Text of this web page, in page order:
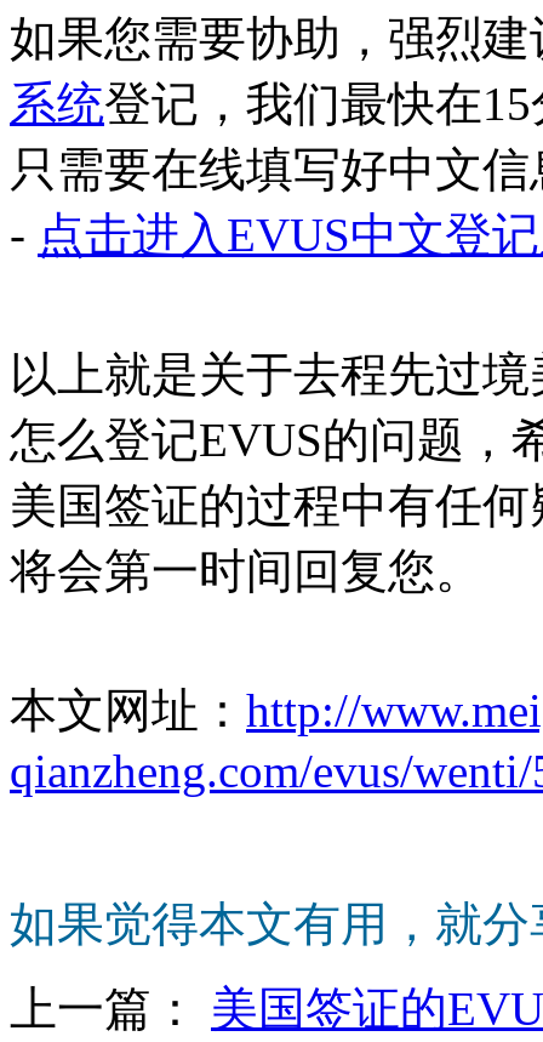
如果您需要协助，强烈
系统登记，我们最快在
只需要在线填写好中文
- 点击进入EVUS中文登
以上就是关于去程先过
怎么登记EVUS的问题，
美国签证的过程中有任
将会第一时间回复您。
本文网址： http://
qianzheng.com/evus/
如果觉得本文有用，就
上一篇： 美国签证的